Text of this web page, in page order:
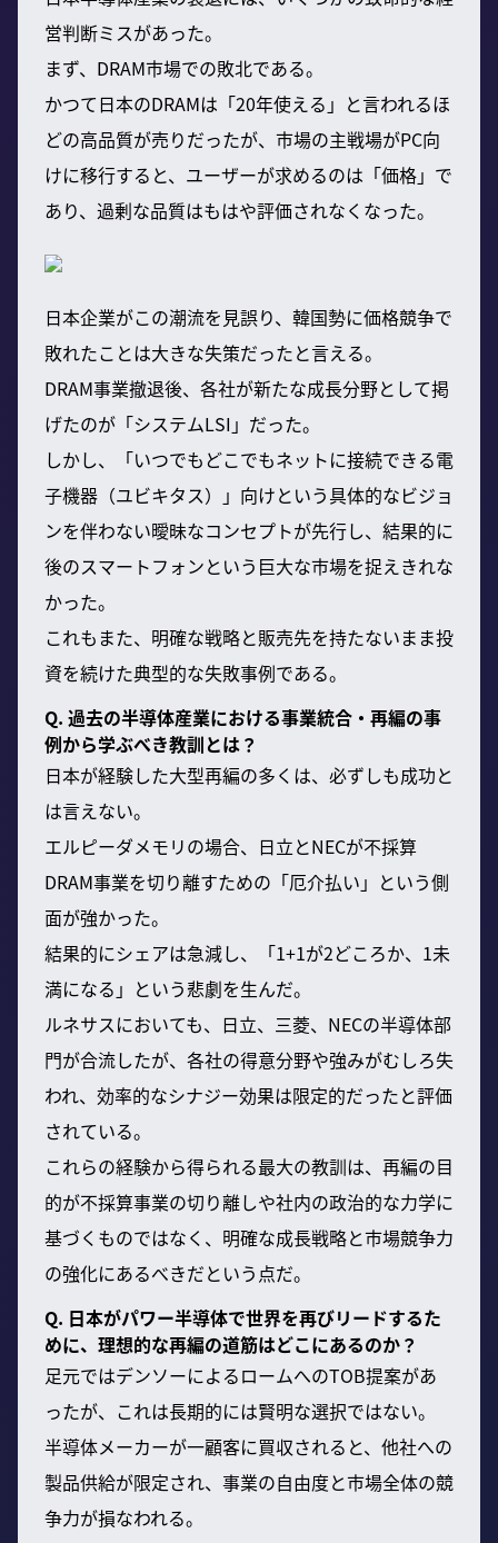
営判断ミスがあった。
まず、DRAM市場での敗北である。
かつて日本のDRAMは「20年使える」と言われるほ
どの高品質が売りだったが、市場の主戦場がPC向
けに移行すると、ユーザーが求めるのは「価格」で
あり、過剰な品質はもはや評価されなくなった。
日本企業がこの潮流を見誤り、韓国勢に価格競争で
敗れたことは大きな失策だったと言える。
DRAM事業撤退後、各社が新たな成長分野として掲
げたのが「システムLSI」だった。
しかし、「いつでもどこでもネットに接続できる電
子機器（ユビキタス）」向けという具体的なビジョ
ンを伴わない曖昧なコンセプトが先行し、結果的に
後のスマートフォンという巨大な市場を捉えきれな
かった。
これもまた、明確な戦略と販売先を持たないまま投
資を続けた典型的な失敗事例である。
Q. 過去の半導体産業における事業統合・再編の事
例から学ぶべき教訓とは？
日本が経験した大型再編の多くは、必ずしも成功と
は言えない。
エルピーダメモリの場合、日立とNECが不採算
DRAM事業を切り離すための「厄介払い」という側
面が強かった。
結果的にシェアは急減し、「1+1が2どころか、1未
満になる」という悲劇を生んだ。
ルネサスにおいても、日立、三菱、NECの半導体部
門が合流したが、各社の得意分野や強みがむしろ失
われ、効率的なシナジー効果は限定的だったと評価
されている。
これらの経験から得られる最大の教訓は、再編の目
的が不採算事業の切り離しや社内の政治的な力学に
基づくものではなく、明確な成長戦略と市場競争力
の強化にあるべきだという点だ。
Q. 日本がパワー半導体で世界を再びリードするた
めに、理想的な再編の道筋はどこにあるのか？
足元ではデンソーによるロームへのTOB提案があ
ったが、これは長期的には賢明な選択ではない。
半導体メーカーが一顧客に買収されると、他社への
製品供給が限定され、事業の自由度と市場全体の競
争力が損なわれる。